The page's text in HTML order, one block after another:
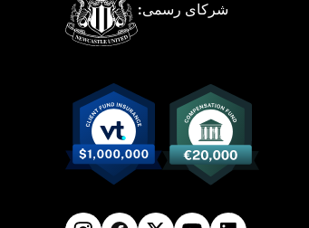
شرکای رسمی: